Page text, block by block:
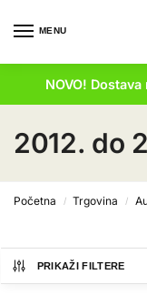
MENU
NOVO! Dostava
2012. do
Početna / Trgovina /
PRIKAŽI FILTERE